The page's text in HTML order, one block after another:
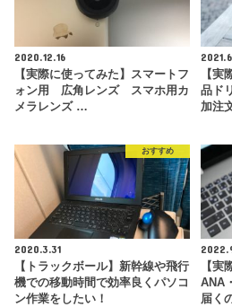
2020.12.16
【実際に使ってみた】スマートフ
ォン用 広角レンズ スマホ用カ
メラレンズ …
【
品ド
加注
おすすめ
2020.3.31
【トラックボール】新幹線や飛行
機での移動時間で効率良くパソコ
ン作業をしたい！
【実
ANA
届く